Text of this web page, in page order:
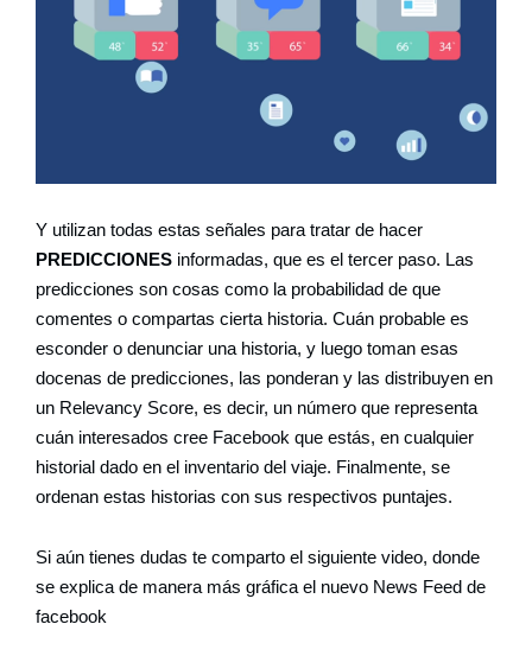
Y utilizan todas estas señales para tratar de hacer
PREDICCIONES informadas, que es el tercer paso. Las
predicciones son cosas como la probabilidad de que
comentes o compartas cierta historia. Cuán probable es
esconder o denunciar una historia, y luego toman esas
docenas de predicciones, las ponderan y las distribuyen en
un Relevancy Score, es decir, un número que representa
cuán interesados ​​cree Facebook que estás, en cualquier
historial dado en el inventario del viaje. Finalmente, se
ordenan estas historias con sus respectivos puntajes.
Si aún tienes dudas te comparto el siguiente video, donde
se explica de manera más gráfica el nuevo News Feed de
facebook